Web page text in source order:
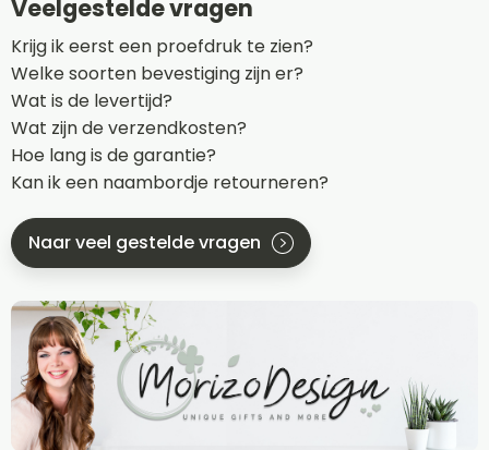
Veelgestelde vragen
Krijg ik eerst een proefdruk te zien?
Welke soorten bevestiging zijn er?
Wat is de levertijd?
Wat zijn de verzendkosten?
Hoe lang is de garantie?
Kan ik een naambordje retourneren?
Naar veel gestelde vragen